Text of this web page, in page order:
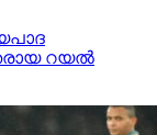
റയല്‍